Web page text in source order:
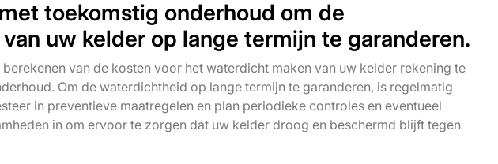
toekomstig onderhoud om de
uw kelder op lange termijn te garanderen.
van de kosten voor het waterdicht maken van uw kelder rekening te
Om de waterdichtheid op lange termijn te garanderen, is regelmatig
in preventieve maatregelen en plan periodieke controles en eventueel
in om ervoor te zorgen dat uw kelder droog en beschermd blijft tegen